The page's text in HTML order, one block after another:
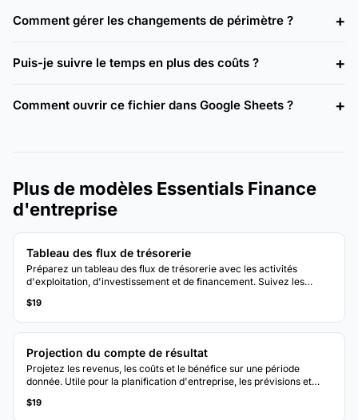
Comment gérer les changements de périmètre ?
Puis-je suivre le temps en plus des coûts ?
Comment ouvrir ce fichier dans Google Sheets ?
Plus de modèles Essentials Finance
d'entreprise
Tableau des flux de trésorerie
Préparez un tableau des flux de trésorerie avec les activités
d'exploitation, d'investissement et de financement. Suivez les
trésorerie nette.
$19
Projection du compte de résultat
Projetez les revenus, les coûts et le bénéfice sur une période
donnée. Utile pour la planification d'entreprise, les prévisions et
$19